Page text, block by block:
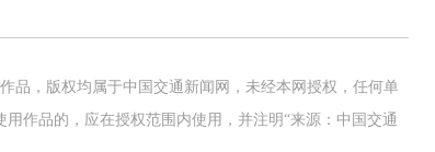
品，版权均属于中国交通新闻网，未经本网授权，任何单
作品的，应在授权范围内使用，并注明“来源：中国交通